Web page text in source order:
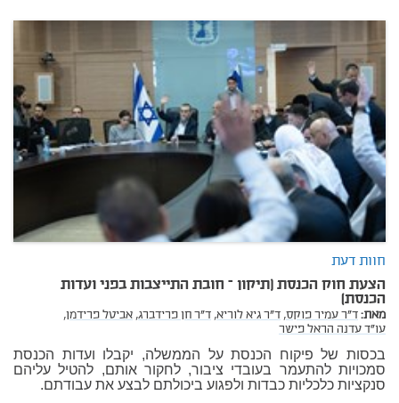
חוות דעת
הצעת חוק הכנסת (תיקון – חובת התייצבות בפני ועדות
הכנסת)
מאת:ד"ר עמיר פוקס, ד"ר גיא לוריא, ד"ר חן פרידברג, אביטל פרידמן,
עו"ד עדנה הראל פישר
בכסות של פיקוח הכנסת על הממשלה, יקבלו ועדות הכנסת
סמכויות להתעמר בעובדי ציבור, לחקור אותם, להטיל עליהם
סנקציות כלכליות כבדות ולפגוע ביכולתם לבצע את עבודתם.